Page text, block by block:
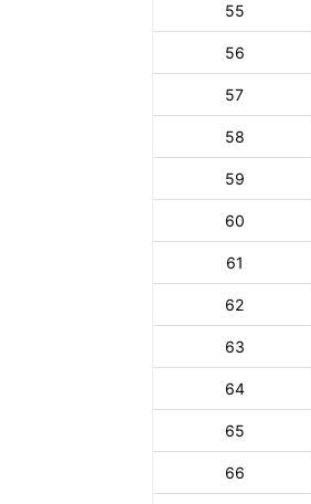
55
56
57
58
59
60
61
62
63
64
65
66